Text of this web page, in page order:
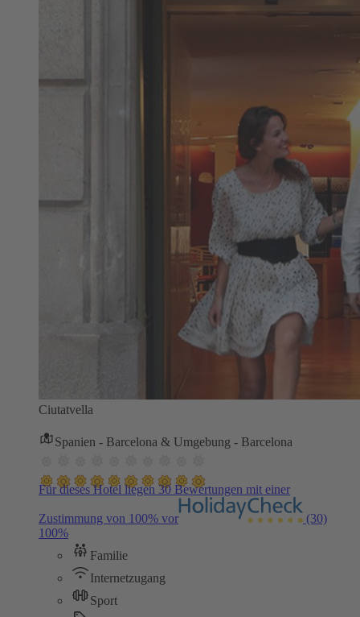
Ciutatvella
Spanien - Barcelona & Umgebung - Barcelona
Für dieses Hotel liegen 30 Bewertungen mit einer
Zustimmung von 100% vor
(30)
100%
Familie
Internetzugang
Sport